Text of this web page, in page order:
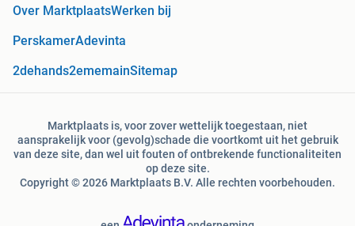
Over MarktplaatsWerken bij
PerskamerAdevinta
2dehands2ememainSitemap
Marktplaats is, voor zover wettelijk toegestaan, niet
aansprakelijk voor (gevolg)schade die voortkomt uit het gebruik
van deze site, dan wel uit fouten of ontbrekende functionaliteiten
op deze site.
Copyright © 2026 Marktplaats B.V. Alle rechten voorbehouden.